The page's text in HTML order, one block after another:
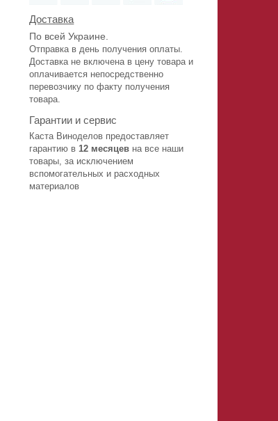
Доставка
По всей Украине.
Отправка в день получения оплаты.
Доставка не включена в цену товара и
оплачивается непосредственно
перевозчику по факту получения
товара.
Гарантии и сервис
Каста Виноделов предоставляет
гарантию в12 месяцев на все наши
товары, за исключением
вспомогательных и расходных
материалов